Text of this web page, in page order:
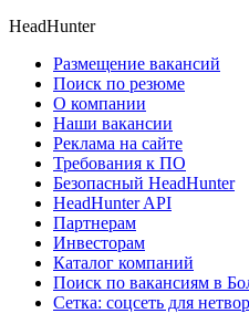
HeadHunter
Размещение вакансий
Поиск по резюме
О компании
Наши вакансии
Реклама на сайте
Требования к ПО
Безопасный HeadHunter
HeadHunter API
Партнерам
Инвесторам
Каталог компаний
Поиск по вакансиям в
Сетка: соцсеть для